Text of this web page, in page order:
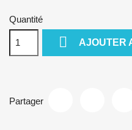
Quantité
 AJOUTER
Partager